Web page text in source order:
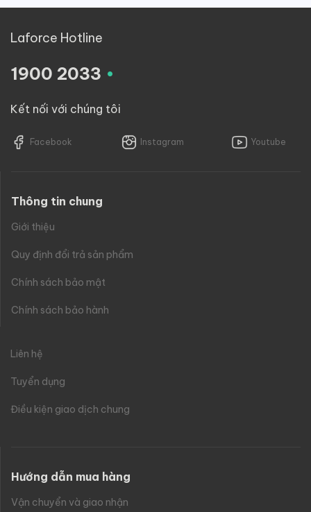
Laforce Hotline
1900 2033 .
Kết nối với chúng tôi
Facebook Instagram Youtube
Thông tin chung
Giới thiệu
Quy định đổi trả sản phẩm
Chính sách bảo mật
Chính sách bảo hành
Liên hệ
Tuyển dụng
Điều kiện giao dịch chung
Hướng dẫn mua hàng
Vận chuyển và giao nhận